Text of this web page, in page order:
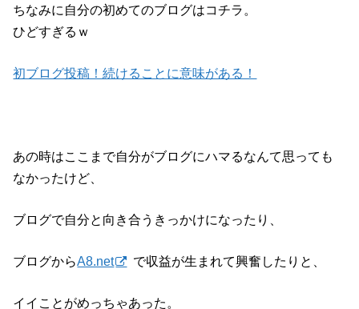
ちなみに自分の初めてのブログはコチラ。
ひどすぎるｗ
初ブログ投稿！続けることに意味がある！
あの時はここまで自分がブログにハマるなんて思っても
なかったけど、
ブログで自分と向き合うきっかけになったり、
ブログからA8.net で収益が生まれて興奮したりと、
イイことがめっちゃあった。